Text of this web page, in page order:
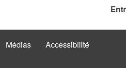
Médias Accessibilité